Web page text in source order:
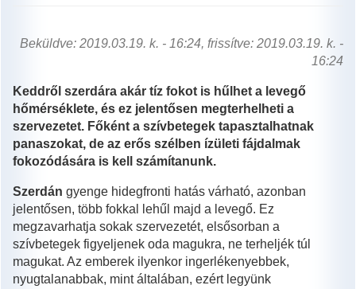
Beküldve: 2019.03.19. k. - 16:24, frissítve: 2019.03.19. k. -
16:24
Keddről szerdára akár tíz fokot is hűlhet a levegő
hőmérséklete, és ez jelentősen megterhelheti a
szervezetet. Főként a szívbetegek tapasztalhatnak
panaszokat, de az erős szélben ízületi fájdalmak
fokozódására is kell számítanunk.
Szerdán gyenge hidegfronti hatás várható, azonban
jelentősen, több fokkal lehűl majd a levegő. Ez
megzavarhatja sokak szervezetét, elsősorban a
szívbetegek figyeljenek oda magukra, ne terheljék túl
magukat. Az emberek ilyenkor ingerlékenyebbek,
nyugtalanabbak, mint általában, ezért legyünk